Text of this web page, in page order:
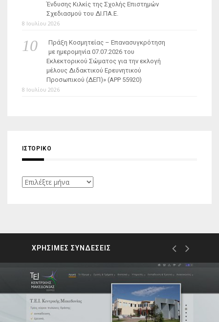
Ένδυσης Κιλκίς της Σχολής Επιστημών
Σχεδιασμού του ΔΙ.ΠΑ.Ε.
8 Ιουλίου 2026
Πράξη Κοσμητείας – Επανασυγκρότηση
με ημερομηνία 07.07.2026 του
Εκλεκτορικού Σώματος για την εκλογή
μέλους Διδακτικού Ερευνητικού
Προσωπικού (ΔΕΠ)» (APP 55920)
8 Ιουλίου 2026
ΙΣΤΟΡΙΚΌ
Ιστορικό
ΧΡΗΣΙΜΕΣ ΣΥΝΔΕΣΕΙΣ